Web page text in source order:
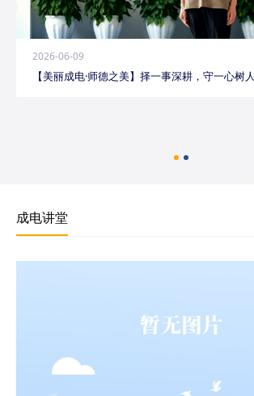
2026-06-09
【美丽成电·师德之美】择一事深耕，守一心树人
成电讲堂